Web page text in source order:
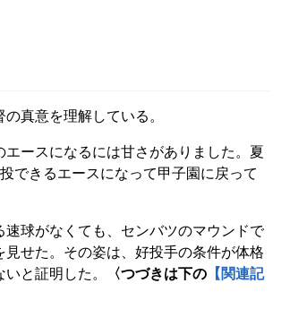
真意を理解している。
エースになるには甘さがありました。夏
できるエースになって甲子園に戻って
球がなくても、センバツのマウンドで
見せた。その姿は、好投手の条件が体格
と証明した。
〈つづきは下の 【関連記